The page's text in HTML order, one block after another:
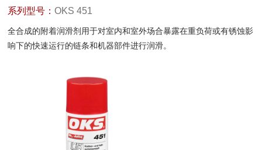
系列型号：OKS 451
全合成的附着润滑剂用于对室内和室外场合暴露在重负荷或有锈蚀影
响下的快速运行的链条和机器部件进行润滑。